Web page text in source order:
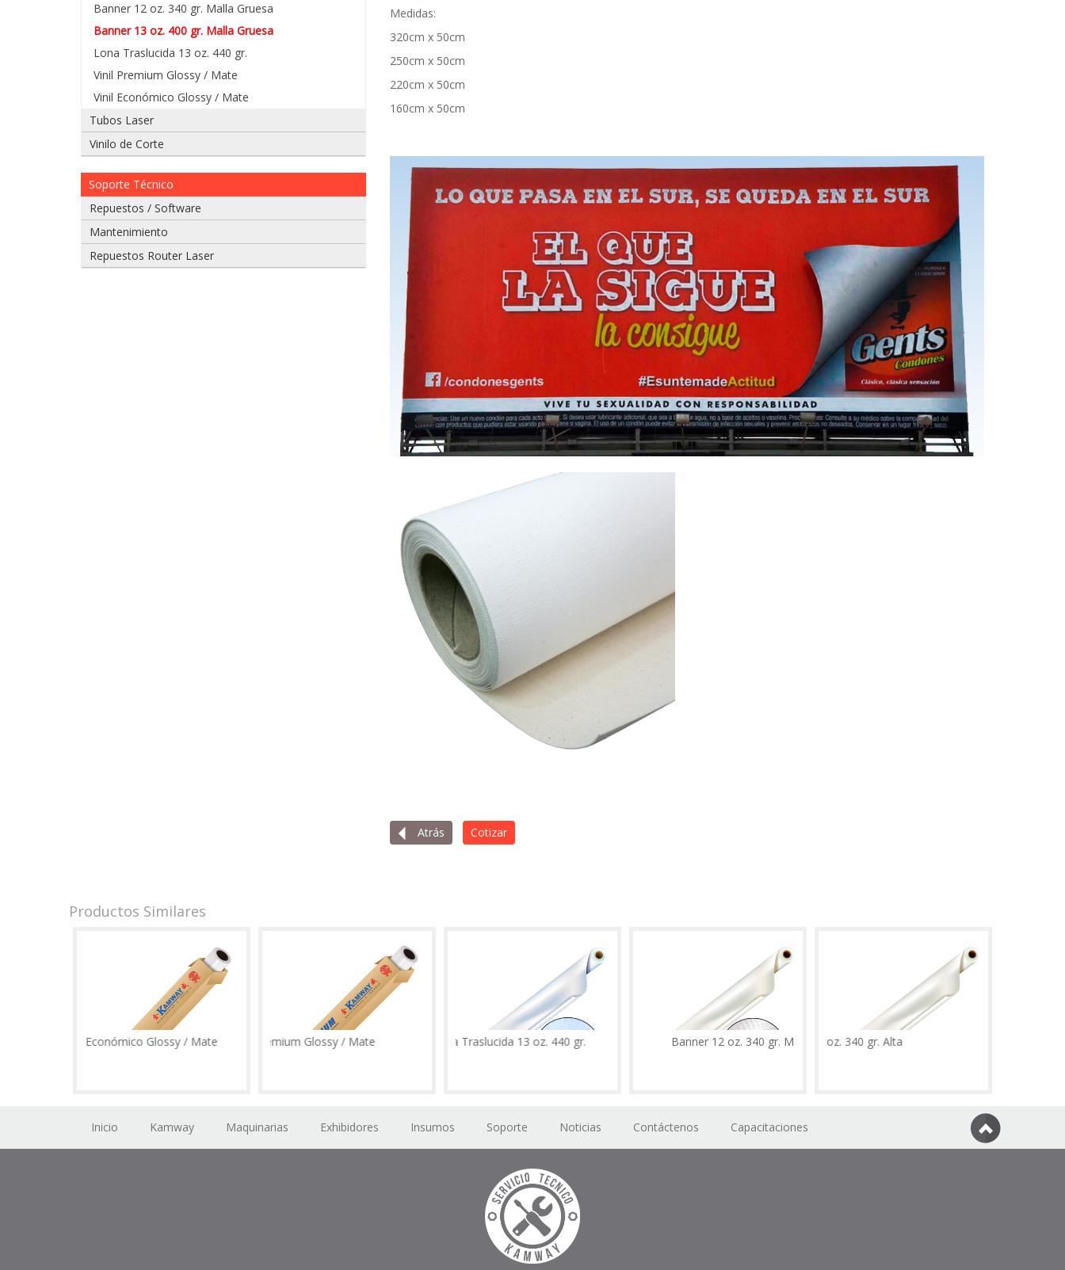
Banner 12 oz. 340 gr. Malla Gruesa
Banner 13 oz. 400 gr. Malla Gruesa
Lona Traslucida 13 oz. 440 gr.
Vinil Premium Glossy / Mate
Vinil Económico Glossy / Mate
Tubos Laser
Vinilo de Corte
Soporte Técnico
Repuestos / Software
Mantenimiento
Repuestos Router Laser
Medidas:
320cm x 50cm
250cm x 50cm
220cm x 50cm
160cm x 50cm
Atrás Cotizar
Productos Similares
Vinil Económico Glossy / Mate Vinil Premium Glossy / Mate Lona Traslucida 13 oz. 440 gr. Banner 12 oz. 340 gr. Malla Gruesa
Banner 12 oz. 340 gr. Alta
Inicio Kamway Maquinarias Exhibidores Insumos Soporte Noticias Contáctenos Capacitaciones